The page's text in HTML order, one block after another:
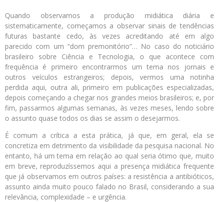
Quando observamos a produção midiática diária e
sistematicamente, começamos a observar sinais de tendências
futuras bastante cedo, às vezes acreditando até em algo
parecido com um “dom premonitório”… No caso do noticiário
brasileiro sobre Ciência e Tecnologia, o que acontece com
frequência é primeiro encontrarmos um tema nos jornais e
outros veículos estrangeiros; depois, vermos uma notinha
perdida aqui, outra ali, primeiro em publicações especializadas,
depois começando a chegar nos grandes meios brasileiros; e, por
fim, passarmos algumas semanas, às vezes meses, lendo sobre
o assunto quase todos os dias se assim o desejarmos.
É comum a crítica a esta prática, já que, em geral, ela se
concretiza em detrimento da visibilidade da pesquisa nacional. No
entanto, há um tema em relação ao qual seria ótimo que, muito
em breve, reproduzíssemos aqui a presença midiática frequente
que já observamos em outros países: a resistência a antibióticos,
assunto ainda muito pouco falado no Brasil, considerando a sua
relevância, complexidade – e urgência.